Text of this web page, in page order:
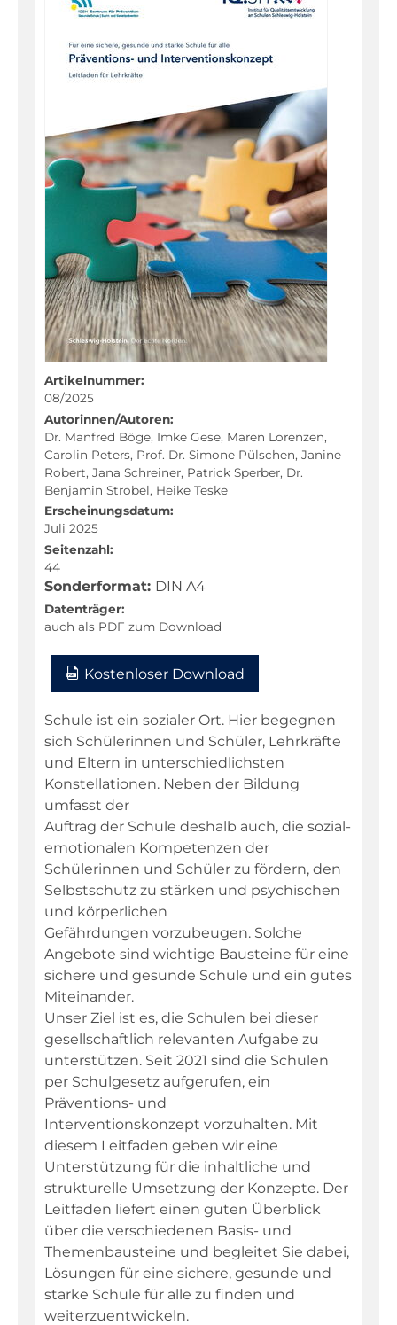
Unterrichts-, Personal-, Schulentwicklung
Unterrichtsfächer
Kontakt
Artikelnummer:
08/2025
Autorinnen/Autoren:
Dr. Manfred Böge, Imke Gese, Maren Lorenzen,
Carolin Peters, Prof. Dr. Simone Pülschen, Janine
Robert, Jana Schreiner, Patrick Sperber, Dr.
Benjamin Strobel, Heike Teske
Erscheinungsdatum:
Juli 2025
Seitenzahl:
44
Sonderformat: DIN A4
Datenträger:
auch als PDF zum Download
Kostenloser Download
Schule ist ein sozialer Ort. Hier begegnen
sich Schülerinnen und Schüler, Lehrkräfte
und Eltern in unterschiedlichsten
Konstellationen. Neben der Bildung
umfasst der
Auftrag der Schule deshalb auch, die sozial-
emotionalen Kompetenzen der
Schülerinnen und Schüler zu fördern, den
Selbstschutz zu stärken und psychischen
und körperlichen
Gefährdungen vorzubeugen. Solche
Angebote sind wichtige Bausteine für eine
sichere und gesunde Schule und ein gutes
Miteinander.
Unser Ziel ist es, die Schulen bei dieser
gesellschaftlich relevanten Aufgabe zu
unterstützen. Seit 2021 sind die Schulen
per Schulgesetz aufgerufen, ein
Präventions- und
Interventionskonzept vorzuhalten. Mit
diesem Leitfaden geben wir eine
Unterstützung für die inhaltliche und
strukturelle Umsetzung der Konzepte. Der
Leitfaden liefert einen guten Überblick
über die verschiedenen Basis- und
Themenbausteine und begleitet Sie dabei,
Lösungen für eine sichere, gesunde und
starke Schule für alle zu finden und
weiterzuentwickeln.